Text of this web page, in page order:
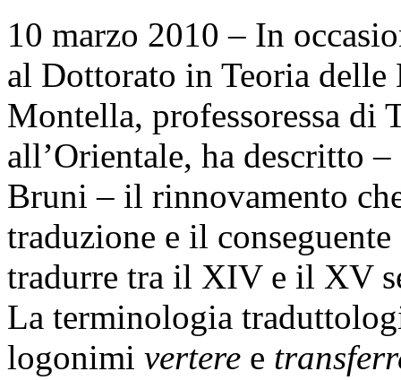
10 marzo 2010 – In
al Dottorato in Teoria
Montella, professoressa di
all’Orientale, ha descritto
Bruni – il rinnovamento
traduzione e il
tradurre tra il XIV e il XV
La terminologia
logonimi vertere e